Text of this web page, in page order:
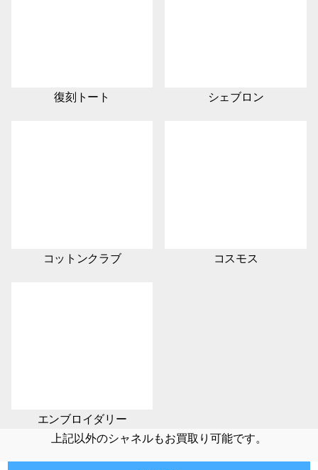
復刻トート シェブロン
コットンクラブ コスモス
エンブロイダリー
上記以外のシャネルもお買取り可能です。